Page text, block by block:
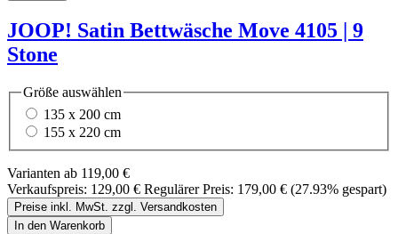
JOOP! Satin Bettwäsche Move 4105 | 9
Stone
Größe auswählen
135 x 200 cm
155 x 220 cm
Varianten ab 119,00 €
Verkaufspreis: 129,00 € Regulärer Preis: 179,00 € (27.93% gespart)
Preise inkl. MwSt. zzgl. Versandkosten
In den Warenkorb